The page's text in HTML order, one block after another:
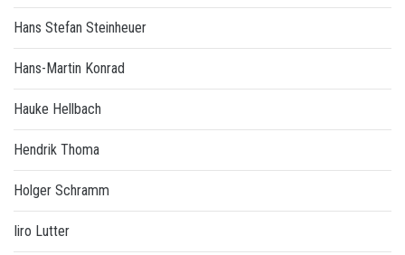
Hans Stefan Steinheuer
Hans-Martin Konrad
Hauke Hellbach
Hendrik Thoma
Holger Schramm
Iiro Lutter